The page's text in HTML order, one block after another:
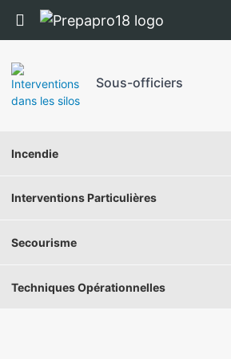
Return to cours: Sous-officiers
Sous-officiers
Incendie
Interventions Particulières
Secourisme
Techniques Opérationnelles
Panneau de gestion des cookies